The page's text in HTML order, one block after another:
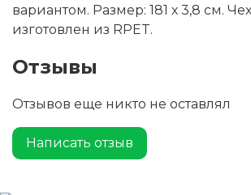
вариантом. Размер: 181 х 3,8 см.
изготовлен из RPET.
Отзывы
Отзывов еще никто не оставлял
Написать отзыв